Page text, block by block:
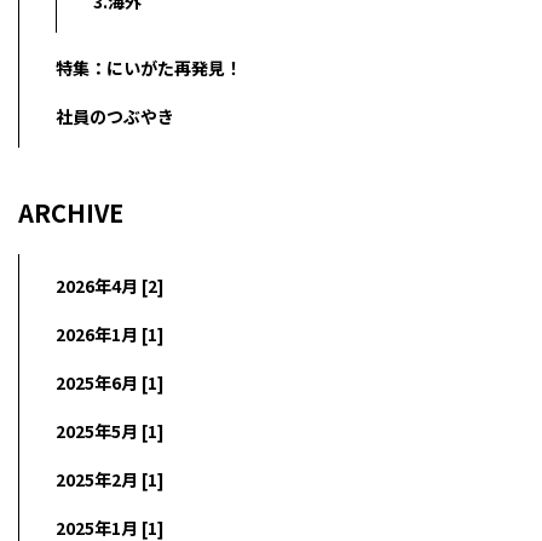
特集：にいがた再発見！
社員のつぶやき
ARCHIVE
2026年4月 [2]
2026年1月 [1]
2025年6月 [1]
2025年5月 [1]
2025年2月 [1]
2025年1月 [1]